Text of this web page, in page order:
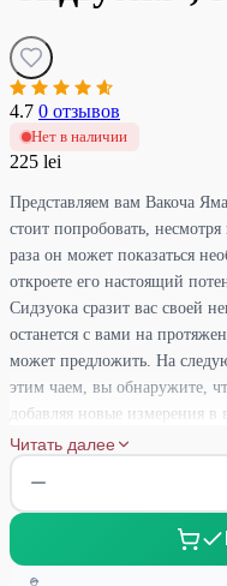
4.7 0 отзывов
Нет в наличии
225 lei
Представляем вам Вакоча
стоит попробовать,
раза он может показаться
откроете его настоящий
Сидзуока сразит вас своей
останется с вами на
может предложить. На
этим чаем, вы обнаружите,
добавляя новые измерения
Сидзуока обладает
каждым следующим
многообразием оттенков и
следующим глотком он будет
удовлетворение. Несмотря
Читать далее